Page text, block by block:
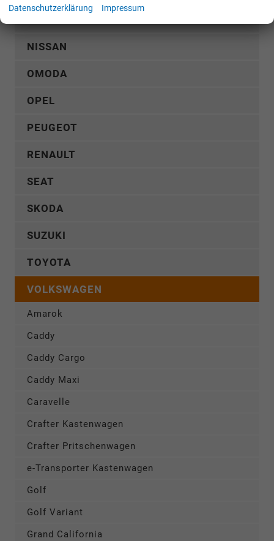
NISSAN
OMODA
OPEL
PEUGEOT
RENAULT
SEAT
SKODA
SUZUKI
TOYOTA
VOLKSWAGEN
Amarok
Caddy
Caddy Cargo
Caddy Maxi
Caravelle
Crafter Kastenwagen
Crafter Pritschenwagen
e-Transporter Kastenwagen
Golf
Golf Variant
Grand California
Datenschutzerklärung Impressum